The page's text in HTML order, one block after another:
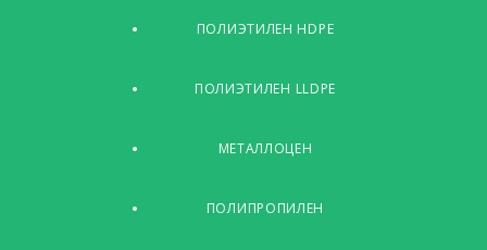
ПОЛИЭТИЛЕН HDPE
ПОЛИЭТИЛЕН LLDPE
МЕТАЛЛОЦЕН
ПОЛИПРОПИЛЕН